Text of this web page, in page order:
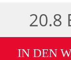
20.8
IN DEN